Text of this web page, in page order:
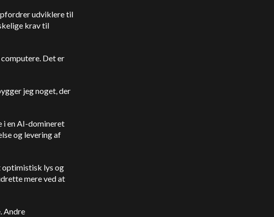
udviklere til
krav til
Det er
jeg noget, der
i en AI-domineret
og levering af
optimistisk lys og
mere ved at
Andre